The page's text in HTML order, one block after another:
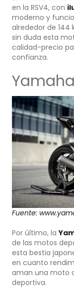
en la RSV4, con
moderno y
alrededor de
sin duda esta
calidad-precio
confianza.
Fuente:
Por último, la
de las motos
esta bestia
en cuanto
aman una moto
deportiva.